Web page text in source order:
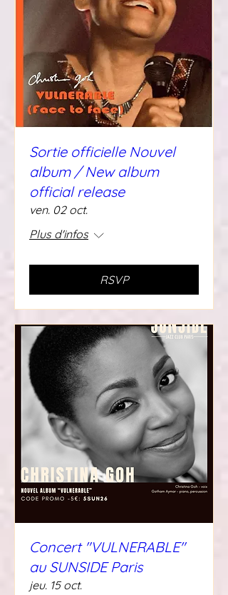
Sortie officielle Nouvel
album / New album
official release
ven. 02 oct.
Plus d'infos
RSVP
Concert "VULNERABLE"
au SUNSIDE Paris
jeu. 15 oct.